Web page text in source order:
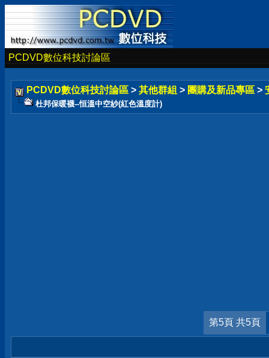
PCDVD數位科技討論區
PCDVD數位科技討論區 > 其他群組 > 團購及新品專區 >
杜邦保暖襪--恒溫中空紗(紅色溫度計)
第5頁 共5頁